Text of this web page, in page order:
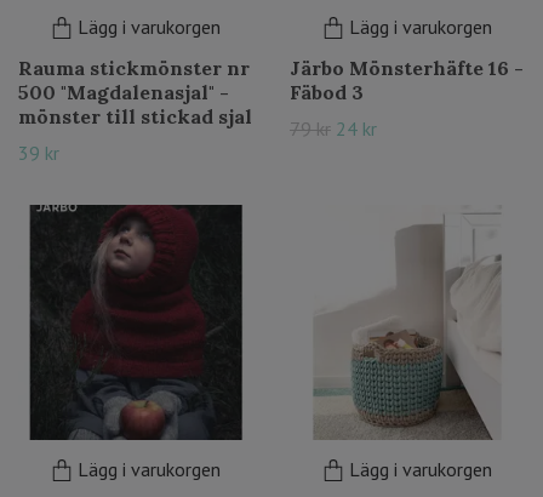
Lägg i varukorgen
Rauma stickmönster nr
500 "Magdalenasjal" -
mönster till stickad sjal
39 kr
Lägg i varukorgen
Järbo Mönsterhäfte 16 -
Fäbod 3
79 kr 24 kr
Lägg i varukorgen
Lägg i varukorgen